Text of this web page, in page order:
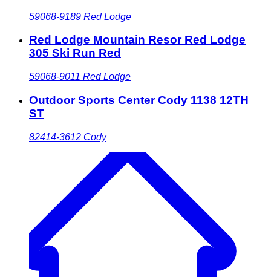
59068-9189 Red Lodge
Red Lodge Mountain Resor Red Lodge
305 Ski Run Red
59068-9011 Red Lodge
Outdoor Sports Center Cody 1138 12TH
ST
82414-3612 Cody